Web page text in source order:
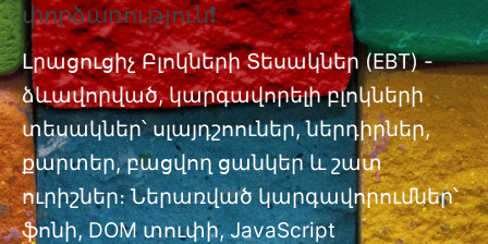
փորձառություն❗
Լրացուցիչ Բլոկների Տեսակներ (EBT) -
ձևավորված, կարգավորելի բլոկների
տեսակներ՝ սլայդշոուներ, ներդիրներ,
քարտեր, բացվող ցանկեր և շատ
ուրիշներ։ Ներառված կարգավորումներ՝
ֆոնի, DOM տուփի, JavaScript